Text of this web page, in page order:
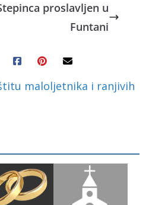
proslavljen u
Funtani